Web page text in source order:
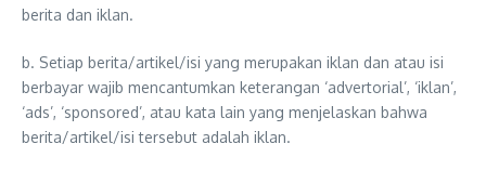
berita dan iklan.
b. Setiap berita/artikel/isi yang merupakan iklan dan atau isi
berbayar wajib mencantumkan keterangan ‘advertorial’, ‘iklan’,
‘ads’, ‘sponsored’, atau kata lain yang menjelaskan bahwa
berita/artikel/isi tersebut adalah iklan.